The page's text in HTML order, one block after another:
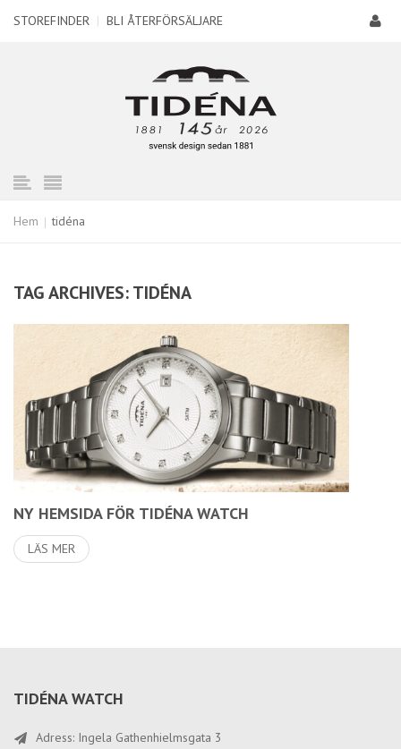
STOREFINDER | BLI ÅTERFÖRSÄLJARE
Hem tidéna
TAG ARCHIVES: TIDÉNA
NY HEMSIDA FÖR TIDÉNA WATCH
LÄS MER
TIDÉNA WATCH
Adress: Ingela Gathenhielmsgata 3